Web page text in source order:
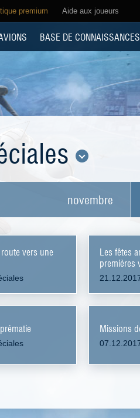
premium Aide aux joueurs
BASE DE CONNAISSANCES
novembre
vers une
Les fêtes
premières
Missions